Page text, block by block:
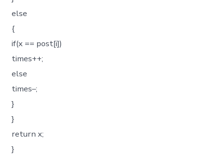
else
{
if(x == post[i])
times++;
else
times–;
}
}
return x;
}